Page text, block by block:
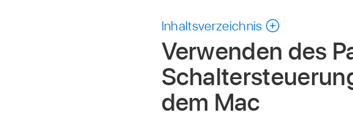
Inhaltsverzeichnis
Verwenden des
dem Mac